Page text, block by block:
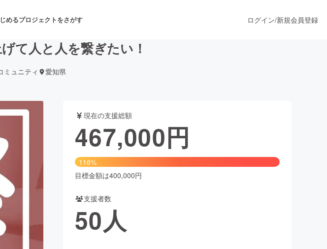
めるプロジェクトをさがす
舞台・パフォーマンス
ファッション
ビューティー・ヘルスケア
ログイン/新規会員登録
て人と人を繋ぎたい！
ミュニティ 愛知県
現在の支援総額
467,000円
116%
目標金額は400,000円
支援者数
50人